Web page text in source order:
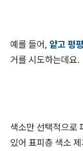
예를 들어, 얕고 평
거를 시도하는데요.
색소만 선택적으로
있어 표피층 색소